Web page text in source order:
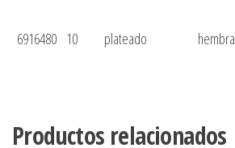
6916480 10 plateado hembra
Productos relacionados